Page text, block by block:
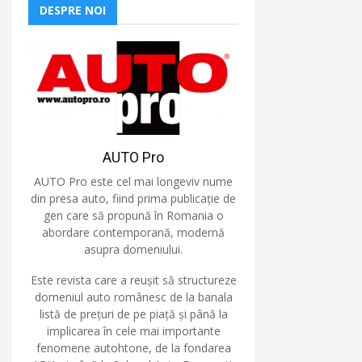
DESPRE NOI
AUTO Pro
AUTO Pro este cel mai longeviv nume
din presa auto, fiind prima publicație de
gen care să propună în Romania o
abordare contemporană, modernă
asupra domeniului.
Este revista care a reușit să structureze
domeniul auto românesc de la banala
listă de prețuri de pe piață și până la
implicarea în cele mai importante
fenomene autohtone, de la fondarea